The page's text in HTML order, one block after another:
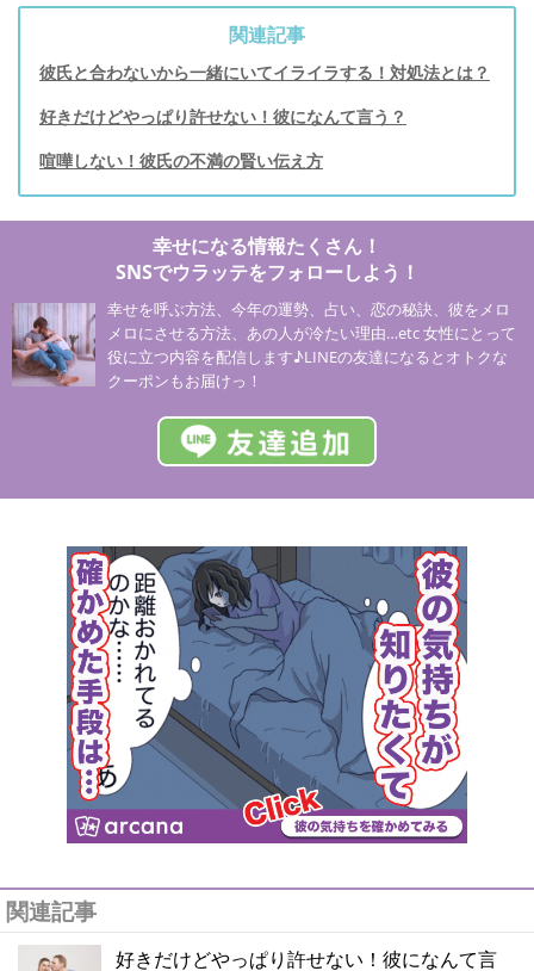
関連記事
彼氏と合わないから一緒にいてイライラする！対処法とは？
好きだけどやっぱり許せない！彼になんて言う？
喧嘩しない！彼氏の不満の賢い伝え方
幸せになる情報たくさん！
SNSでウラッテをフォローしよう！
幸せを呼ぶ方法、今年の運勢、占い、恋の秘訣、彼をメロ
メロにさせる方法、あの人が冷たい理由…etc 女性にとって
役に立つ内容を配信します♪LINEの友達になるとオトクな
クーポンもお届けっ！
関連記事
好きだけどやっぱり許せない！彼になんて言